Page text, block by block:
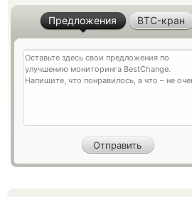
Предложения BTC-кран